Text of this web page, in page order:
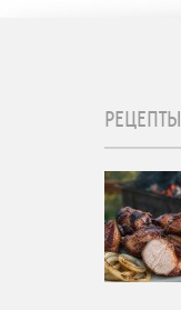
РЕЦЕПТЫ